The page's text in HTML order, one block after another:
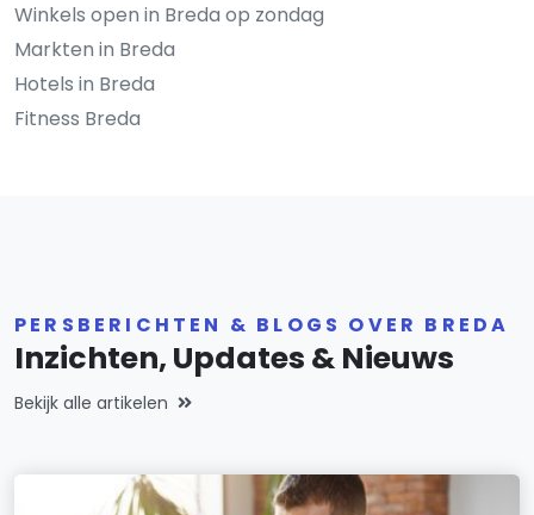
Winkels open in Breda op zondag
Markten in Breda
Hotels in Breda
Fitness Breda
PERSBERICHTEN & BLOGS OVER BREDA
Inzichten, Updates & Nieuws
Bekijk alle artikelen